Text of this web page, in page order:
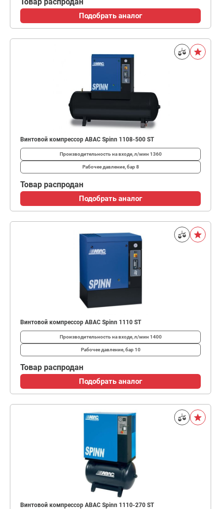
Подобрать аналог
Винтовой компрессор ABAC Spinn 1108-500 ST
Производительность на входе, л/мин 1360
Рабочее давление, бар8
Товар распродан
Подобрать аналог
Винтовой компрессор ABAC Spinn 1110 ST
Производительность на входе, л/мин 1400
Рабочее давление, бар10
Товар распродан
Подобрать аналог
Винтовой компрессор ABAC Spinn 1110-270 ST